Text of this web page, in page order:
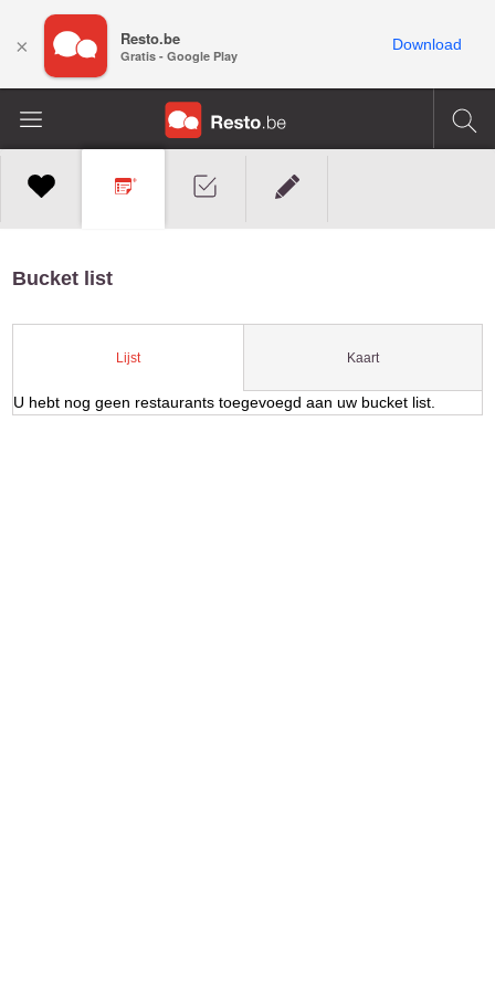
Bucket list
Lijst Kaart
U hebt nog geen restaurants toegevoegd aan uw bucket list.
× Resto.be
Gratis - Google Play
Download